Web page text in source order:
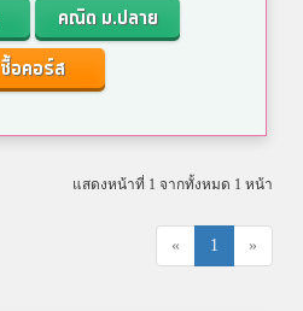
คณิต ม.ปลาย
ซื้อคอร์ส
แสดงหน้าที่ 1 จากทั้งหมด 1 หน้า
« 1 »